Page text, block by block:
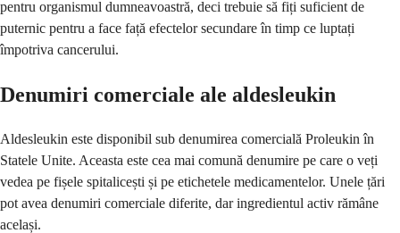
pentru organismul dumneavoastră, deci trebuie să fiți suficient de
puternic pentru a face față efectelor secundare în timp ce luptați
împotriva cancerului.
Denumiri comerciale ale aldesleukin
Aldesleukin este disponibil sub denumirea comercială Proleukin în
Statele Unite. Aceasta este cea mai comună denumire pe care o veți
vedea pe fișele spitalicești și pe etichetele medicamentelor. Unele țări
pot avea denumiri comerciale diferite, dar ingredientul activ rămâne
același.